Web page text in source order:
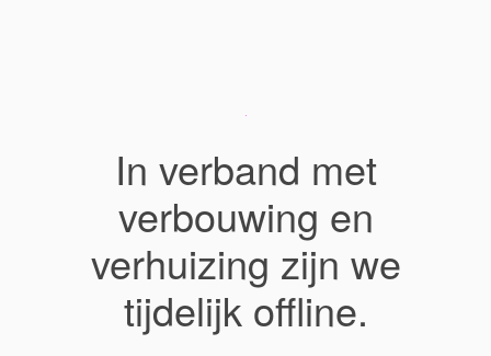
In verband met
verbouwing en
verhuizing zijn we
tijdelijk offline.